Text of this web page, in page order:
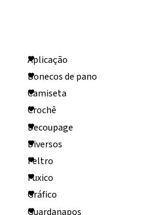
Aplicação
Bonecos de pano
Camiseta
Crochê
Decoupage
Diversos
Feltro
Fuxico
Gráfico
Guardanapos